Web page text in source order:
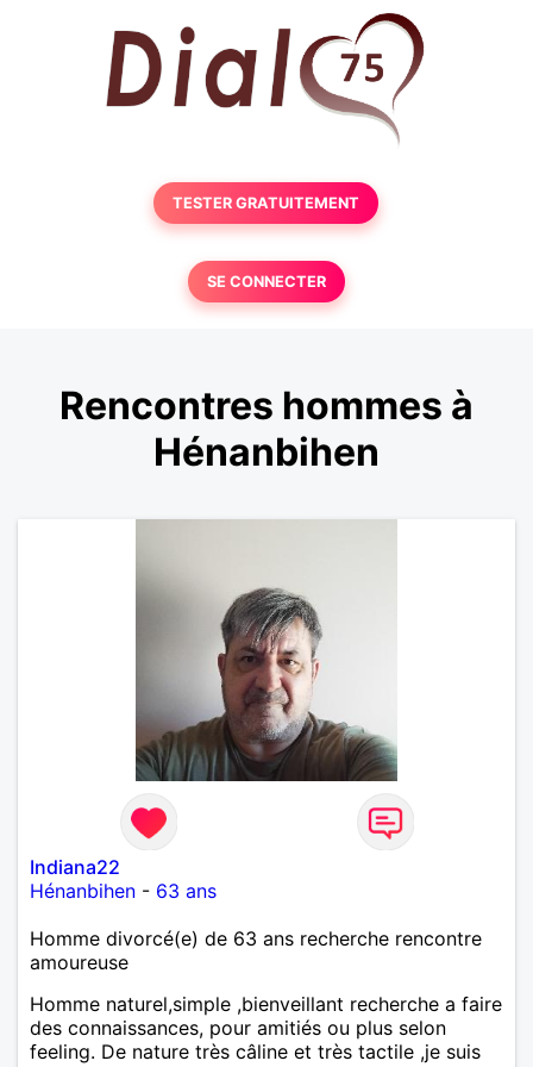
TESTER GRATUITEMENT
SE CONNECTER
Rencontres hommes à
Hénanbihen
Indiana22
Hénanbihen - 63 ans
Homme divorcé(e) de 63 ans recherche rencontre
amoureuse
Homme naturel,simple ,bienveillant recherche a faire
des connaissances, pour amitiés ou plus selon
feeling. De nature très câline et très tactile ,je suis